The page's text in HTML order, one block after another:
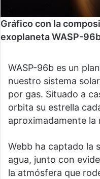
Gráfico con la
exoplaneta WASP-
WASP-96b es un
nuestro sistema
por gas. Situado a
orbita su estrella
aproximadamente la
Webb ha captado la
agua, junto con
la atmósfera que